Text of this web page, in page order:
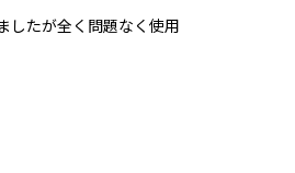
したが全く問題なく使用